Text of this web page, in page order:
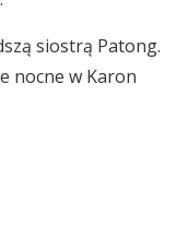
siostrą Patong.
nocne w Karon